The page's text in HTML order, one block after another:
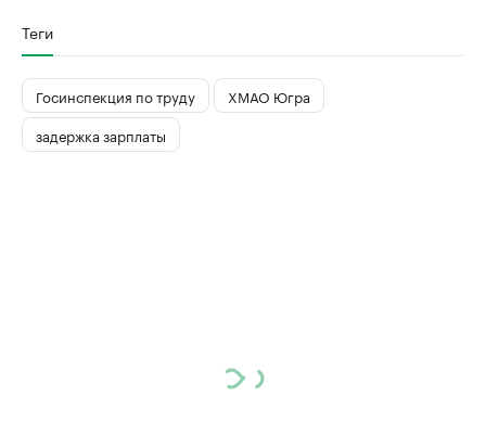
Теги
Госинспекция по труду
ХМАО Югра
задержка зарплаты